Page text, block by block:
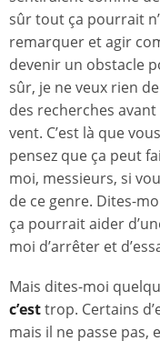
sûr tout ça pourrait
remarquer et agir
devenir un obstacle
sûr, je ne veux rien
des recherches
vent. C’est là que
pensez que ça peut
moi, messieurs, si
de ce genre. Dites-
ça pourrait aider
moi d’arrêter et
Mais dites-moi
c’esttrop. Certains
mais il ne passe pas,